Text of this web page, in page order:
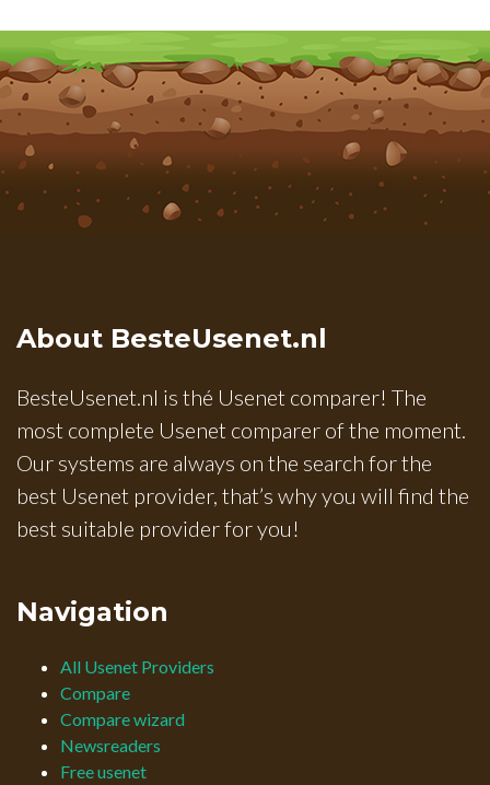
About BesteUsenet.nl
BesteUsenet.nl is thé Usenet comparer! The
most complete Usenet comparer of the moment.
Our systems are always on the search for the
best Usenet provider, that’s why you will find the
best suitable provider for you!
Navigation
All Usenet Providers
Compare
Compare wizard
Newsreaders
Free usenet